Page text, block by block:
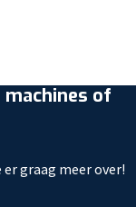
of
graag meer over!